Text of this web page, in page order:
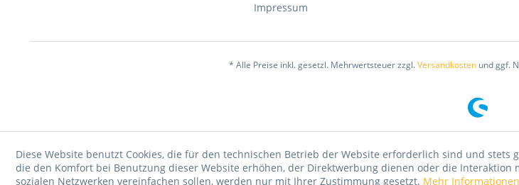
Impressum
* Alle Preise inkl. gesetzl. Mehrwertsteuer zzgl.Versandkostenund ggf.
Diese Website benutzt Cookies, die für den technischen Betrieb der Website erforderlich sind und stets
die den Komfort bei Benutzung dieser Website erhöhen, der Direktwerbung dienen oder die Interaktion
sozialen Netzwerken vereinfachen sollen, werden nur mit Ihrer Zustimmung gesetzt. Mehr Informationen